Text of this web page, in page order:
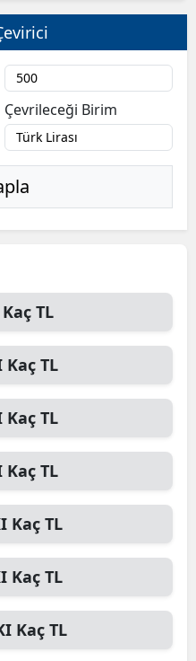
Çevrileceği Birim
Kaç TL
Kaç TL
Kaç TL
Kaç TL
Kaç TL
Kaç TL
Kaç TL